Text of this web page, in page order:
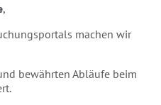
,
machen wir
bewährten Abläufe beim